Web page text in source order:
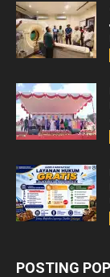
POSTING